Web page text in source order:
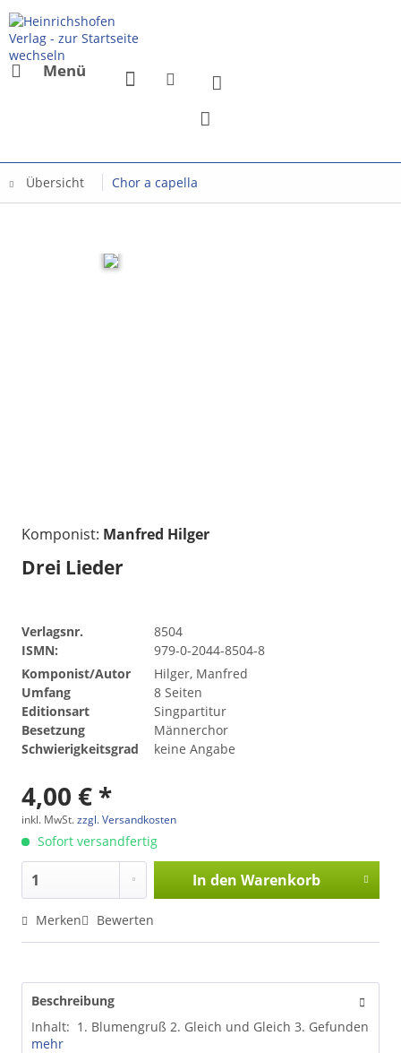
Menü
Übersicht Chor a capella
Komponist: Manfred Hilger
Drei Lieder
Verlagsnr.
8504
ISMN:
979-0-2044-8504-8
Komponist/Autor
Hilger, Manfred
Umfang
8 Seiten
Editionsart
Singpartitur
Besetzung
Männerchor
Schwierigkeitsgrad
keine Angabe
4,00 € *
inkl. MwSt.zzgl. Versandkosten
Sofort versandfertig
In den Warenkorb
Merken Bewerten
Beschreibung
Inhalt: 1. Blumengruß 2. Gleich und Gleich 3. Gefunden
mehr